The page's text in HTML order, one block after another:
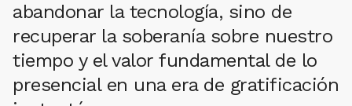
abandonar la tecnología, sino de
recuperar la soberanía sobre nuestro
tiempo y el valor fundamental de lo
presencial en una era de gratificación